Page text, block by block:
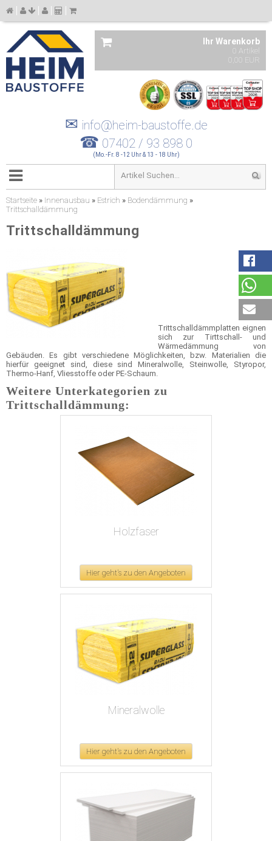
Ihr Warenkorb
0 Artikel
0,00 EUR
✉ info@heim-baustoffe.de
☎ 07402 / 93 898 0
(Mo.-Fr. 8 -12 Uhr & 13 - 18 Uhr)
Startseite » Innenausbau » Estrich » Bodendämmung »
Trittschalldämmung
Trittschalldämmung
Trittschalldämmplatten eignen
sich zur Tirttschall- und
Wärmedämmung von
Gebäuden. Es gibt verschiedene Möglichkeiten, bzw. Materialien die
hierfür geeignet sind, diese sind Mineralwolle, Steinwolle, Styropor,
Thermo-Hanf, Vliesstoffe oder PE-Schaum.
Weitere Unterkategorien zu
Trittschalldämmung:
Holzfaser
Hier geht's zu den Angeboten
Mineralwolle
Hier geht's zu den Angeboten